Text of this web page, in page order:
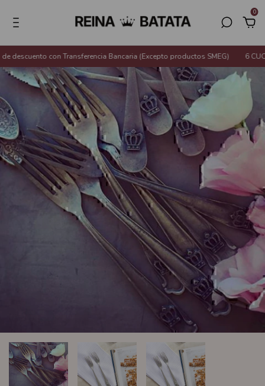
0
descuento con Transferencia Bancaria (Excepto productos SMEG) 6